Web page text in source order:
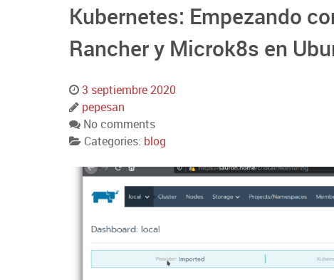
Kubernetes: Empezando
Rancher y Microk8s en
3 septiembre 2020
pepesan
No comments
Categories: blog